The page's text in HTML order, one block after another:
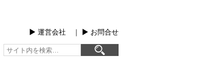
▶︎ 運営会社 ｜ ▶︎ お問合せ